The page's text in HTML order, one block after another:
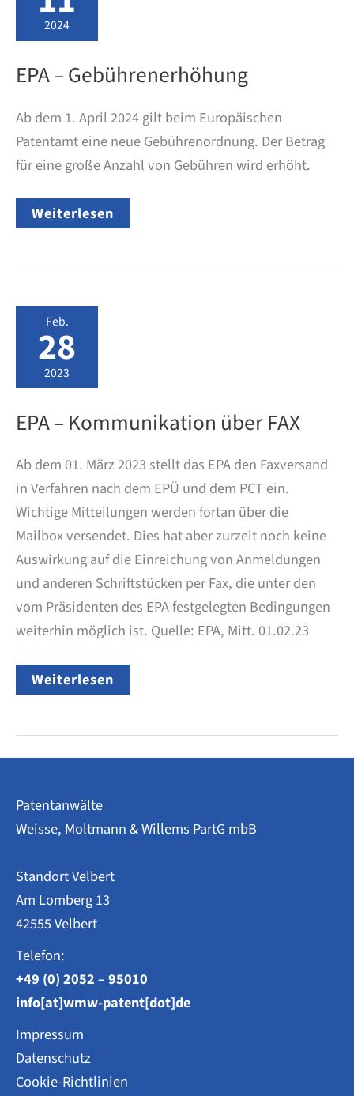
2024
EPA – Gebührenerhöhung
Ab dem 1. April 2024 gilt beim Europäischen
Patentamt eine neue Gebührenordnung. Der Betrag
für eine große Anzahl von Gebühren wird erhöht.
EPA
–
Weiterlesen
Feb.
28
2023
EPA – Kommunikation über FAX
Ab dem 01. März 2023 stellt das EPA den Faxversand
in Verfahren nach dem EPÜ und dem PCT ein.
Wichtige Mitteilungen werden fortan über die
Mailbox versendet. Dies hat aber zurzeit noch keine
Auswirkung auf die Einreichung von Anmeldungen
und anderen Schriftstücken per Fax, die unter den
vom Präsidenten des EPA festgelegten Bedingungen
weiterhin möglich ist. Quelle: EPA, Mitt. 01.02.23
EPA
–
FAX
Weiterlesen
Patentanwälte
Weisse, Moltmann & Willems PartG mbB
Standort Velbert
Am Lomberg 13
42555 Velbert
Telefon:
+49 (0) 2052 – 95010
info[at]wmw-patent[dot]de
Impressum
Datenschutz
Cookie-Richtlinien